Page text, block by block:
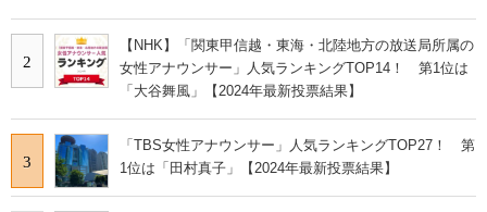
2
【NHK】「関東甲信越・東海・北陸地方の放送局所属の
女性アナウンサー」人気ランキングTOP14！ 第1位は
「大谷舞風」【2024年最新投票結果】
3
「TBS女性アナウンサー」人気ランキングTOP27！ 第
1位は「田村真子」【2024年最新投票結果】